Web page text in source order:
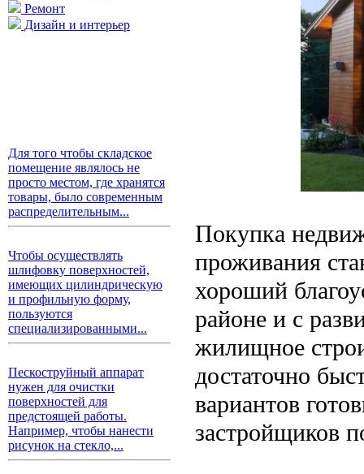
Ремонт
Дизайн и интерьер
Для того чтобы складское
помещение являлось не
просто местом, где хранятся
товары, было современным
распределительным...
Чтобы осуществлять
шлифовку поверхностей,
имеющих цилиндрическую
и профильную форму,
пользуются
специализированными...
Пескоструйный аппарат
нужен для очистки
поверхностей для
предстоящей работы.
Например, чтобы нанести
рисунок на стекло,...
Покупка
проживания
хороший
районе и с
жилищное
достаточно
вариантов
застройщиков